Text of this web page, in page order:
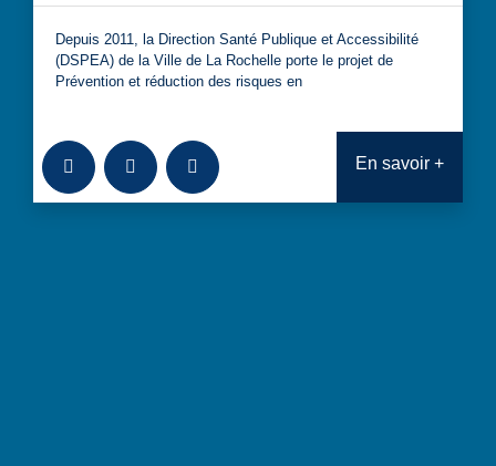
Depuis 2011, la Direction Santé Publique et Accessibilité
(DSPEA) de la Ville de La Rochelle porte le projet de
Prévention et réduction des risques en
Ajouter à la bibliothèque
TéléchargerConsulter En savoir +